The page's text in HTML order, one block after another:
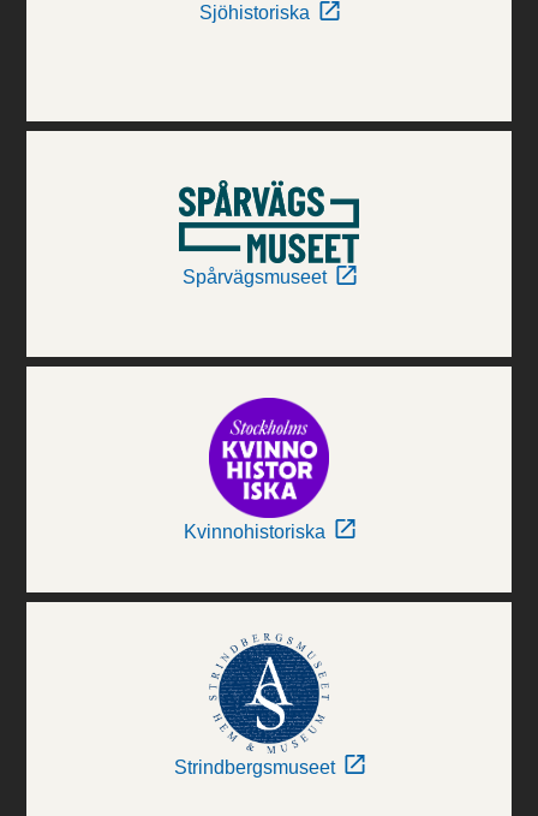
Sjöhistoriska
Spårvägsmuseet
Kvinnohistoriska
Strindbergsmuseet